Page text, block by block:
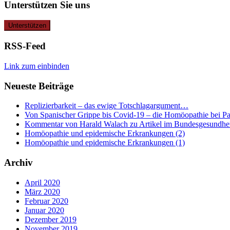
Unterstützen Sie uns
RSS-Feed
Link zum einbinden
Neueste Beiträge
Replizierbarkeit – das ewige Totschlagargument…
Von Spanischer Grippe bis Covid-19 – die Homöopathie bei
Kommentar von Harald Walach zu Artikel im
Homöopathie und epidemische Erkrankungen (2)
Homöopathie und epidemische Erkrankungen (1)
Archiv
April 2020
März 2020
Februar 2020
Januar 2020
Dezember 2019